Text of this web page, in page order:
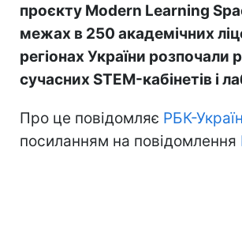
проєкту Modern Learning
межах в 250 академічних
регіонах України розпочали
сучасних STEM-кабінетів і
Про це повідомляє РБК-
посиланням на повідомлення